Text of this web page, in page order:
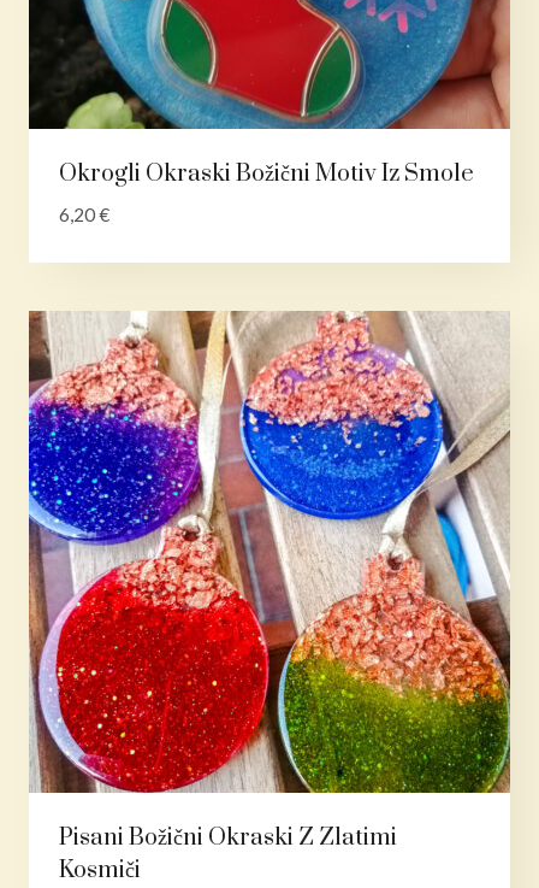
Okrogli Okraski Božični Motiv Iz Smole
6,20€
Pisani Božični Okraski Z Zlatimi
Kosmiči